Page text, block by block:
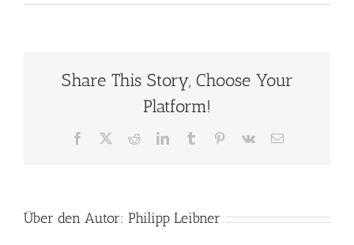
Share This Story, Choose Your
Platform!
Facebook RedditLinkedInTumblr Pinterest
Vk
E-
Über den Autor: Philipp Leibner